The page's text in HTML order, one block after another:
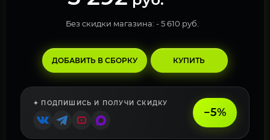
Без скидки магазина: -5 610 руб.
ДОБАВИТЬ В СБОРКУ КУПИТЬ
✦ ПОДПИШИСЬ И ПОЛУЧИ СКИДКУ
−5%